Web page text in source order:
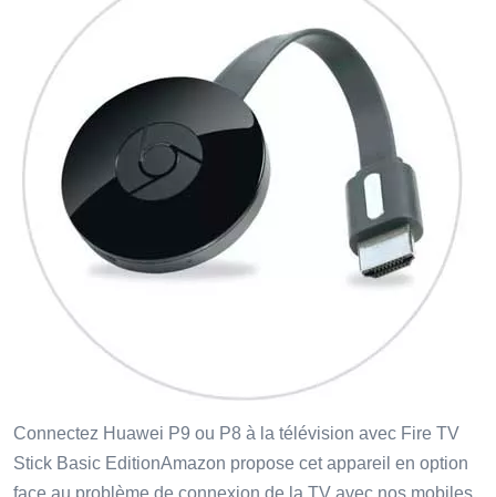
Connectez Huawei P9 ou P8 à la télévision avec Fire TV
Stick Basic EditionAmazon propose cet appareil en option
face au problème de connexion de la TV avec nos mobiles.